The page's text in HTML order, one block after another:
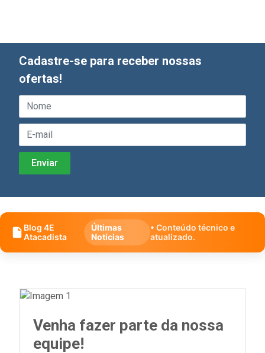
Cadastre-se para receber nossas
ofertas!
Blog 4E
Atacadista
Últimas
Notícias
• Conteúdo técnico e
atualizado.
Venha fazer parte da nossa
equipe!